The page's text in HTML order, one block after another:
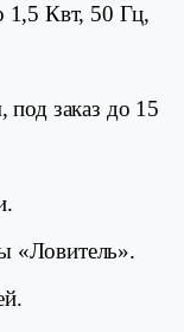
1,5 Квт, 50 Гц,
заказ до 15
«Ловитель».